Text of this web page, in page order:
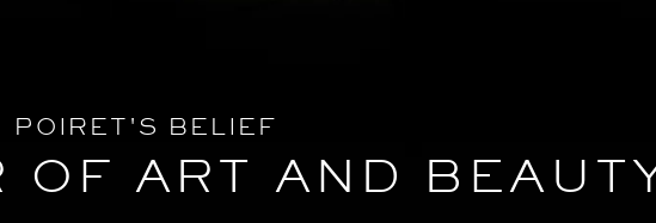
POIRET'S BELIEF
OF ART AND